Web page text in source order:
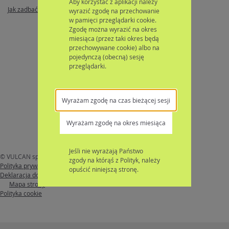
Jak zadbać o dobrą adaptację dziecka w przedszkolu? \ VULCAN
wyrazić zgodę na przechowanie
w pamięci przeglądarki cookie.
Zgodę można wyrazić na okres
miesiąca (przez taki okres będą
przechowywane cookie) albo na
pojedynczą (obecną) sesję
przeglądarki.
Wyrażam zgodę na czas bieżącej sesji
Wyrażam zgodę na okres miesiąca
Jeśli nie wyrażają Państwo
zgody na którąś z Polityk, należy
opuścić niniejszą stronę.
© VULCAN sp. z o. o. 2026 Nabór
wersja: 26.4.1.13481
Polityka prywatności
Deklaracja dostępności
Mapa strony
Polityka cookie